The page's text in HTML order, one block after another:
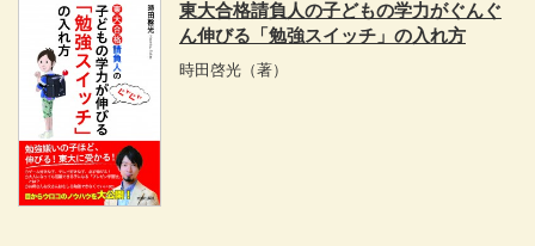
東大合格請負人の子どもの学力がぐんぐ
ん伸びる「勉強スイッチ」の入れ方
時田啓光 （著）